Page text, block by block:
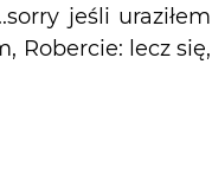
jeśli uraziłem
Robercie: lecz się,